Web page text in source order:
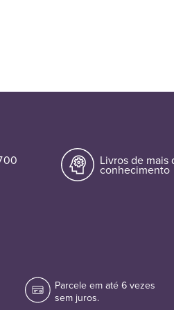
Livros de mais
conhecimento
Parcele em até 6 vezes
sem juros.